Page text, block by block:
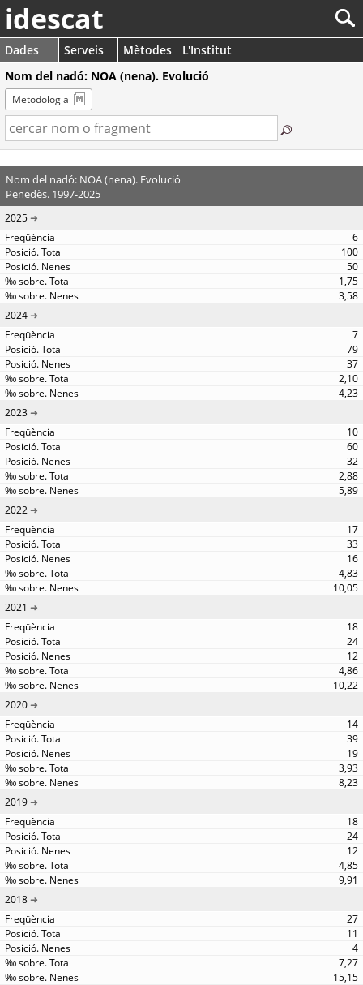
idescat
Dades Serveis Mètodes
L'Institut
Nom del nadó: NOA (nena). Evolució
Metodologia
Nom del nadó: NOA (nena). Evolució
Penedès. 1997-2025
2025
6
100
50
1,75
3,58
2024
7
79
37
2,10
4,23
2023
10
60
32
2,88
5,89
2022
17
33
16
4,83
10,05
2021
18
24
12
4,86
10,22
2020
14
39
19
3,93
8,23
2019
18
24
12
4,85
9,91
2018
27
11
4
7,27
15,15